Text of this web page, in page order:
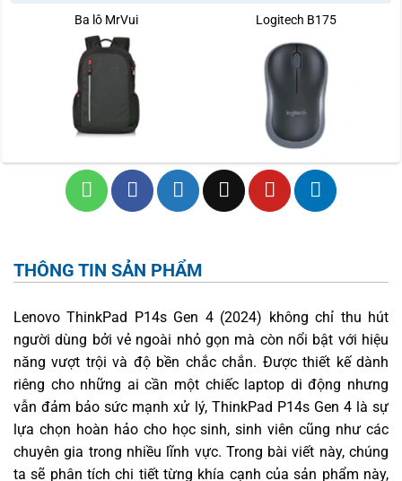
Ba lô MrVui Logitech B175
THÔNG TIN SẢN PHẨM
Lenovo ThinkPad P14s Gen 4 (2024) không chỉ thu hút
người dùng bởi vẻ ngoài nhỏ gọn mà còn nổi bật với hiệu
năng vượt trội và độ bền chắc chắn. Được thiết kế dành
riêng cho những ai cần một chiếc laptop di động nhưng
vẫn đảm bảo sức mạnh xử lý, ThinkPad P14s Gen 4 là sự
lựa chọn hoàn hảo cho học sinh, sinh viên cũng như các
chuyên gia trong nhiều lĩnh vực. Trong bài viết này, chúng
ta sẽ phân tích chi tiết từng khía cạnh của sản phẩm này,